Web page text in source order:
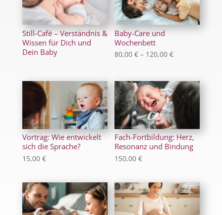
Still-Café – Verständnis &
Wissen für Dich und
Dein Baby
Baby-Care und
Wochenbett
80,00€ – 120,00€Preisspanne:
Vortrag: Wie entwickelt
sich die Sprache?
15,00 €
Fach-Fortbildung: Herz,
Resonanz und Bindung
150,00€